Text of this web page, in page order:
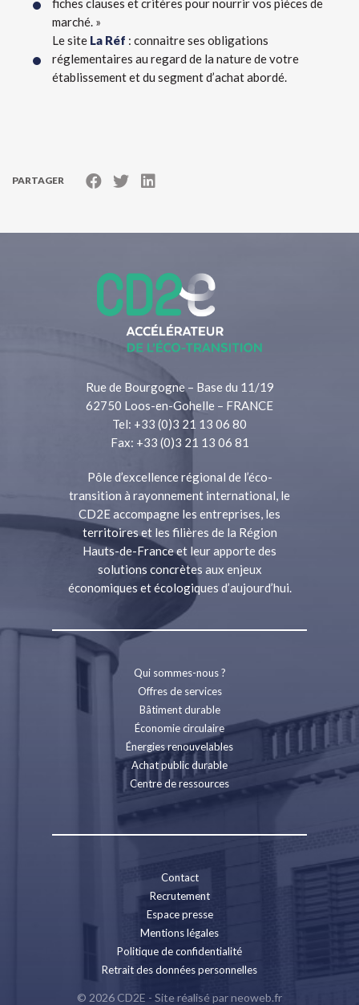
fiches clauses et critères pour nourrir vos pièces de
marché. »
Le site La Réf : connaitre ses obligations
réglementaires au regard de la nature de votre
établissement et du segment d’achat abordé.
PARTAGER
Rue de Bourgogne – Base du 11/19
62750 Loos-en-Gohelle – FRANCE
Tel: +33 (0)3 21 13 06 80
Fax: +33 (0)3 21 13 06 81
Pôle d’excellence régional de l’éco-
transition à rayonnement international, le
CD2E accompagne les entreprises, les
territoires et les filières de la Région
Hauts-de-France et leur apporte des
solutions concrètes aux enjeux
économiques et écologiques d’aujourd’hui.
Qui sommes-nous ?
Offres de services
Bâtiment durable
Économie circulaire
Énergies renouvelables
Achat public durable
Centre de ressources
Contact
Recrutement
Espace presse
Mentions légales
Politique de confidentialité
Retrait des données personnelles
© 2026 CD2E - Site réalisé parneoweb.fr